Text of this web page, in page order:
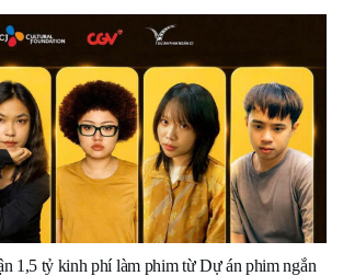
1,5 tỷ kinh phí làm phim từ Dự án phim ngắn